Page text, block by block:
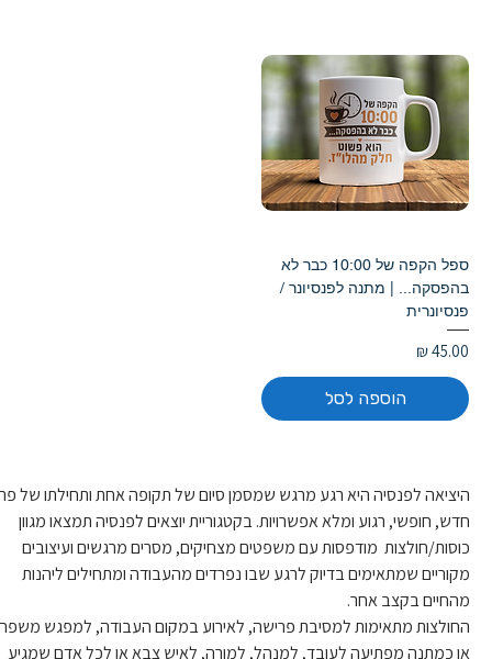
ספל הקפה של 10:00 כבר לא
בהפסקה... | מתנה לפנסיונר /
פנסיונרית
מחיר
הוספה לסל
היציאה לפנסיה היא רגע מרגש שמסמן סיום של תקופה אחת ותחילתו של
חדש, חופשי, רגוע ומלא אפשרויות. בקטגוריית יוצאים לפנסיה תמצאו מגוון
כוסות/חולצות  מודפסות עם משפטים מצחיקים, מסרים מרגשים ועיצובים
מקוריים שמתאימים בדיוק לרגע שבו נפרדים מהעבודה ומתחילים ליהנות
מהחיים בקצב אחר.
החולצות מתאימות למסיבת פרישה, לאירוע במקום העבודה, למפגש
או כמתנה מפתיעה לעובד, למנהל, למורה, לאיש צבא או לכל אדם שמגיע